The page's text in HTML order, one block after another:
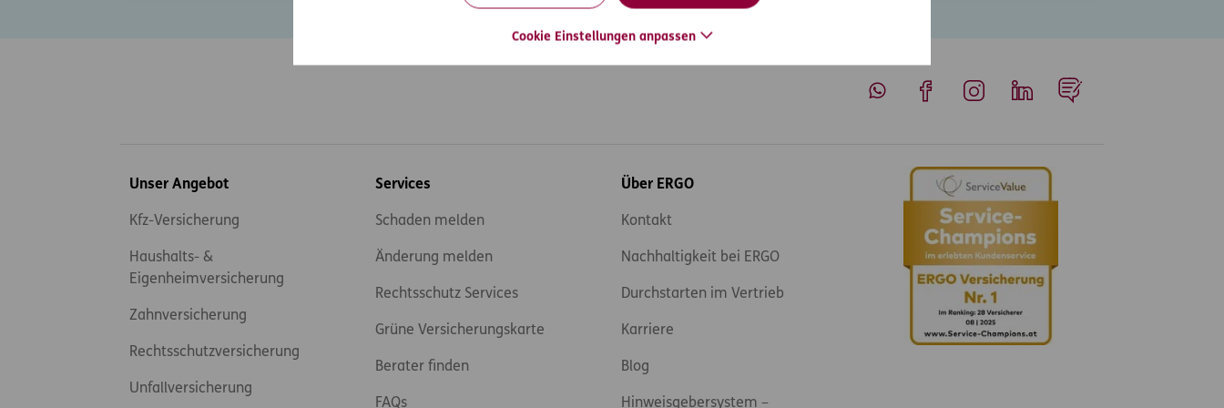
Cookie Einstellungen anpassen
Inhaltsübersicht
Unser Angebot
Kfz-Versicherung
Haushalts- &
Eigenheimversicherung
Zahnversicherung
Rechtsschutzversicherung
Unfallversicherung
Services
Schaden melden
Änderung melden
Rechtsschutz Services
Grüne Versicherungskarte
Berater finden
FAQs
Über ERGO
Kontakt
Nachhaltigkeit bei ERGO
Durchstarten im Vertrieb
Karriere
Blog
Hinweisgebersystem –